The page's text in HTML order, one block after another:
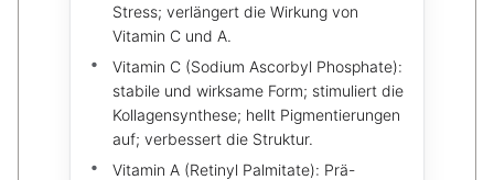
Stress; verlängert die Wirkung von
Vitamin C und A.
Vitamin C (Sodium Ascorbyl Phosphate):
stabile und wirksame Form; stimuliert die
Kollagensynthese; hellt Pigmentierungen
auf; verbessert die Struktur.
Vitamin A (Retinyl Palmitate): Prä-